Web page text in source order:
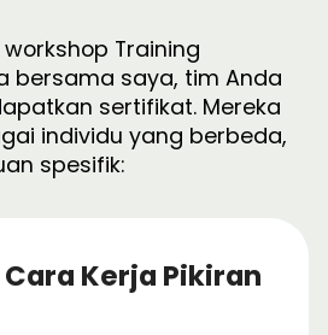
Training
bersama saya, tim Anda
sertifikat. Mereka
individu yang berbeda,
spesifik:
Kerja Pikiran